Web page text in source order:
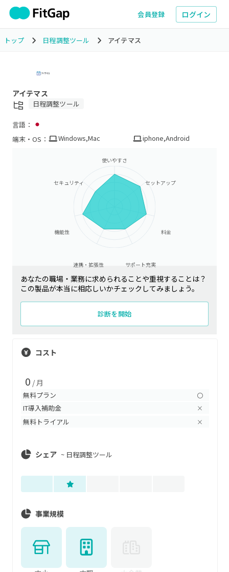
会員登録 ログイン
トップ 日程調整ツール アイテマス
アイテマス
日程調整ツール
言語：
端末・OS：
Windows,Mac iphone,Android
使いやすさ
セットアップ
料金
サポート充実
連携・拡張性
機能性
セキュリティ
あなたの職場・業務に求められることや重視することは？
この製品が本当に相応しいかチェックしてみましょう。
診断を開始
コスト
0 / 月
無料プラン 〇
IT導入補助金 ×
無料トライアル ×
シェア ~ 日程調整ツール
事業規模